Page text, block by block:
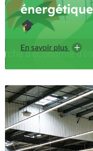
En savoir plus